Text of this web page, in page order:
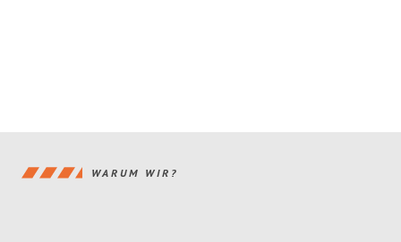
WARUM WIR?